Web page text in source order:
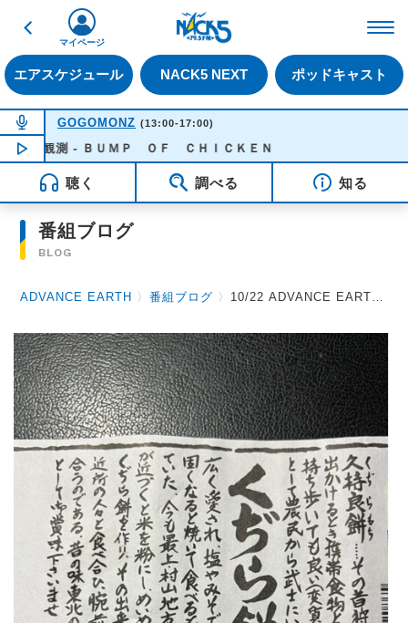
戻る
エアスケジュール NACK5 NEXT ポッドキャスト
マイページ
NOW ON AIR
GOGOMONZ (13:00-17:00)
NOW PLAYING 16:21
体観測 - ＢＵＭＰ ＯＦ ＣＨＩＣＫＥＮ
聴く 調べる 知る
番組ブログ
BLOG
ADVANCE EARTH 〉番組ブログ 〉 10/22 ADVANCE EARTH 放送後記